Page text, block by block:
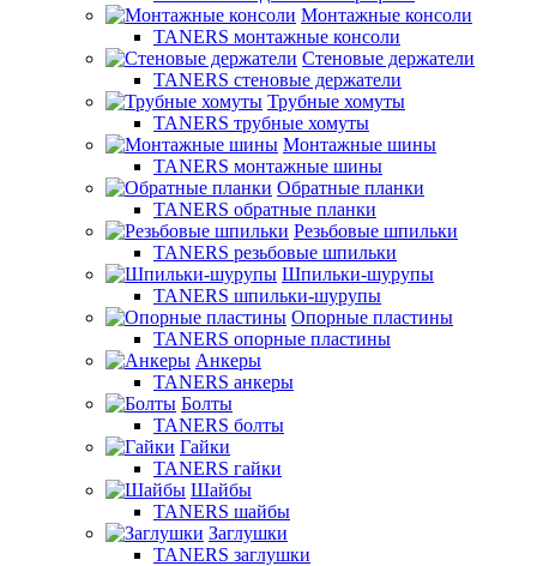
Монтажные консоли
TANERS монтажные консоли
Стеновые держатели
TANERS стеновые держатели
Трубные хомуты
TANERS трубные хомуты
Монтажные шины
TANERS монтажные шины
Обратные планки
TANERS обратные планки
Резьбовые шпильки
TANERS резьбовые шпильки
Шпильки-шурупы
TANERS шпильки-шурупы
Опорные пластины
TANERS опорные пластины
Анкеры
TANERS анкеры
Болты
TANERS болты
Гайки
TANERS гайки
Шайбы
TANERS шайбы
Заглушки
TANERS заглушки